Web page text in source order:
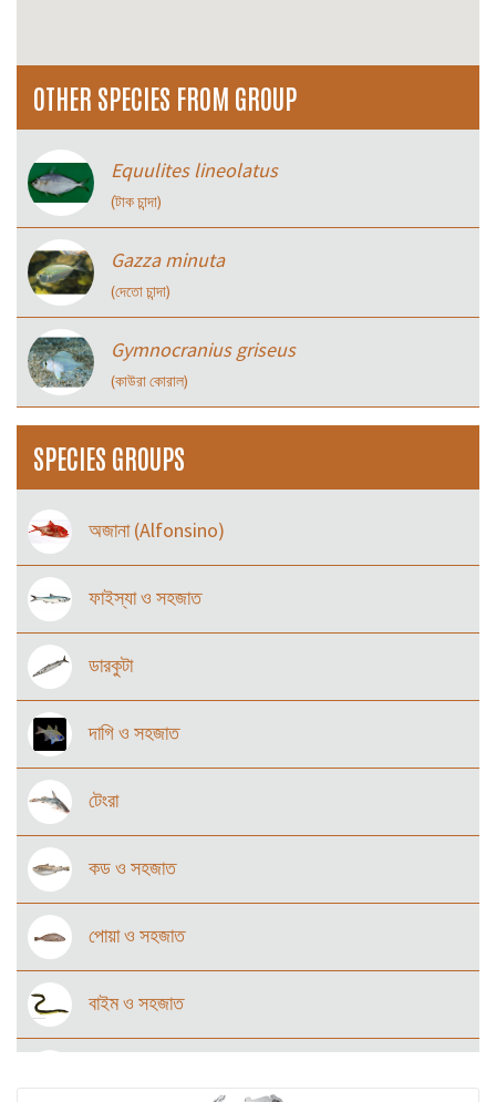
OTHER SPECIES FROM GROUP
Equulites lineolatus
(টাক চান্দা)
Gazza minuta
(দেতো চান্দা)
Gymnocranius griseus
(কাউরা কোরাল)
SPECIES GROUPS
অজানা (Alfonsino)
ফাইস্যা ও সহজাত
ডারকুটা
দাগি ও সহজাত
টেংরা
কড ও সহজাত
পোয়া ও সহজাত
বাইম ও সহজাত